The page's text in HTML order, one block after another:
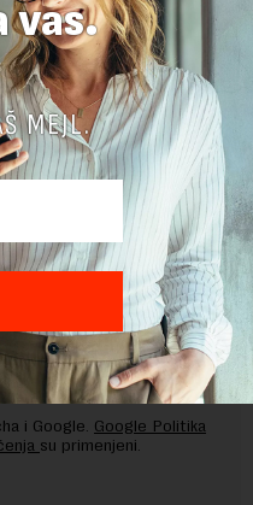
da se upoznate sa
korišćenja sajta.
i Google. Google Politika
su primenjeni.
vas.
MEJL.